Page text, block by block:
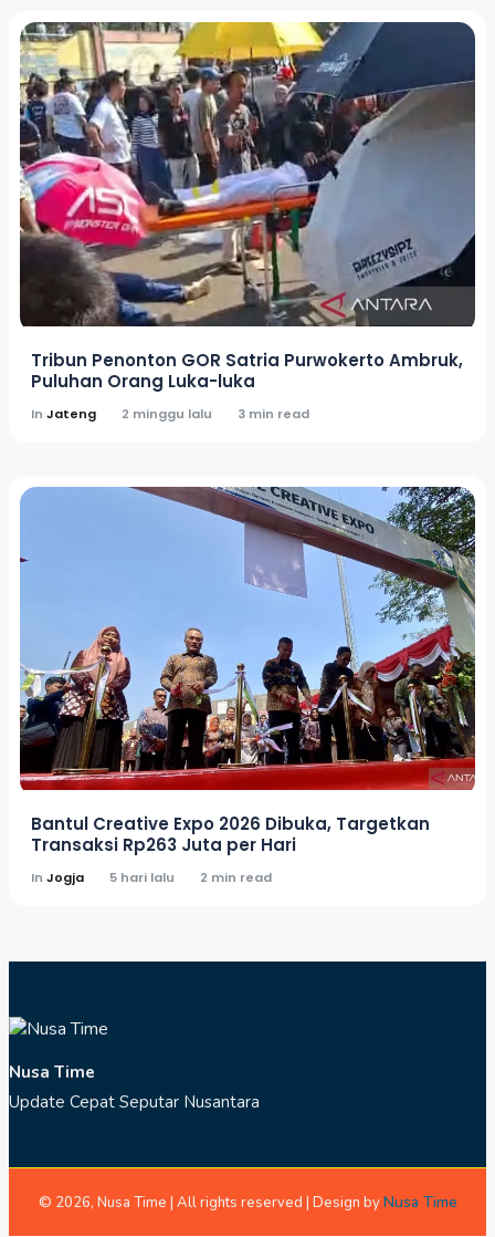
Tribun Penonton GOR Satria Purwokerto Ambruk,
Puluhan Orang Luka-luka
In Jateng 2 minggu lalu 3 min read
Bantul Creative Expo 2026 Dibuka, Targetkan
Transaksi Rp263 Juta per Hari
In Jogja 5 hari lalu 2 min read
Nusa Time
Update Cepat Seputar Nusantara
© 2026, Nusa Time | All rights reserved | Design byNusa Time